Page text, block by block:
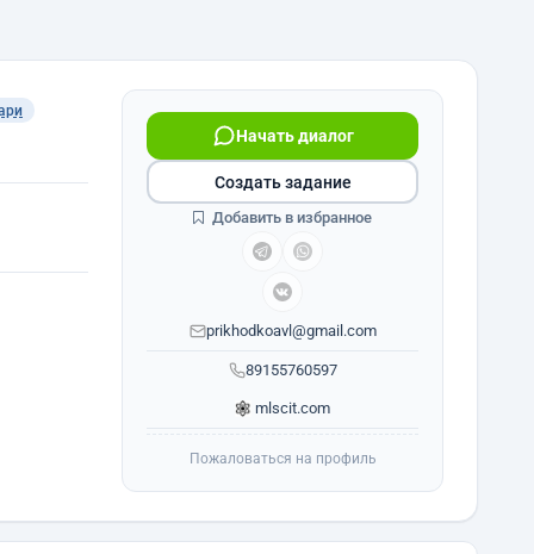
89155760597
Начать диалог
prikhodkoavl@gmail.com
mlscit.com
Создать задание
Добавить в избранное
Пожаловаться на профиль